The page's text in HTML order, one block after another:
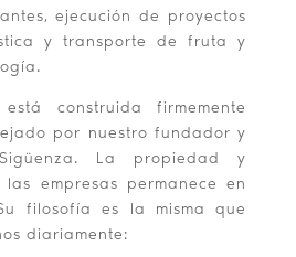
ejecución de proyectos
y transporte de fruta y
construida firmemente
por nuestro fundador y
La propiedad y
empresas permanece en
filosofía es la misma que
diariamente: